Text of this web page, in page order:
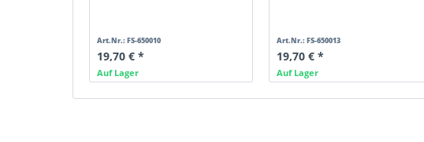
Art.Nr.: FS-650010
19,70 € *
Auf Lager
Art.Nr.: FS-650013
19,70 € *
Auf Lager